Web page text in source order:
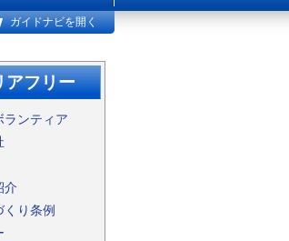
ガイドナビを開く
アフリー
ランティア
介
くり条例